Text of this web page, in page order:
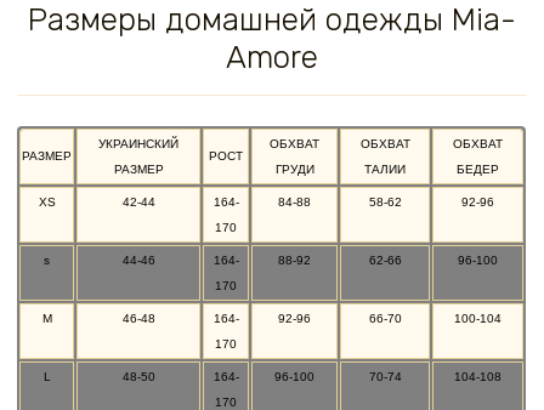
Размеры домашней одежды Mia-
Amore
РАЗМЕР
УКРАИНСКИЙ
РАЗМЕР
РОСТ
ОБХВАТ
ГРУДИ
ОБХВАТ
ТАЛИИ
ОБХВАТ
БЕДЕР
XS 42-44
164-
170
84-88 58-62 92-96
s 44-46
164-
170
88-92 62-66 96-100
M 46-48
164-
170
92-96 66-70 100-104
L 48-50
164-
170
96-100 70-74 104-108